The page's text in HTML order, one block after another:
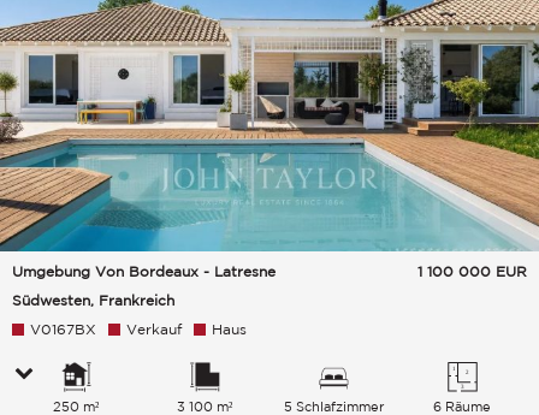
Umgebung Von Bordeaux - Latresne
Südwesten, Frankreich
1 100 000 EUR
V0167BX Verkauf Haus
250 m² 3 100 m² 5 Schlafzimmer 6 Räume